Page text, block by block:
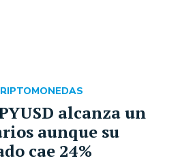
alcanza un
aunque su
cae 24%